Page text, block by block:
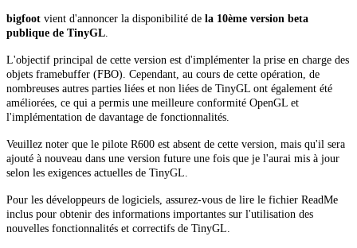
bigfoot vient d'annoncer la disponibilité de la 10ème version beta
publique de TinyGL.
L'objectif principal de cette version est d'implémenter la prise en charge des
objets framebuffer (FBO). Cependant, au cours de cette opération, de
nombreuses autres parties liées et non liées de TinyGL ont également été
améliorées, ce qui a permis une meilleure conformité OpenGL et
l'implémentation de davantage de fonctionnalités.
Veuillez noter que le pilote R600 est absent de cette version, mais qu'il sera
ajouté à nouveau dans une version future une fois que je l'aurai mis à jour
selon les exigences actuelles de TinyGL.
Pour les développeurs de logiciels, assurez-vous de lire le fichier ReadMe
inclus pour obtenir des informations importantes sur l'utilisation des
nouvelles fonctionnalités et correctifs de TinyGL.